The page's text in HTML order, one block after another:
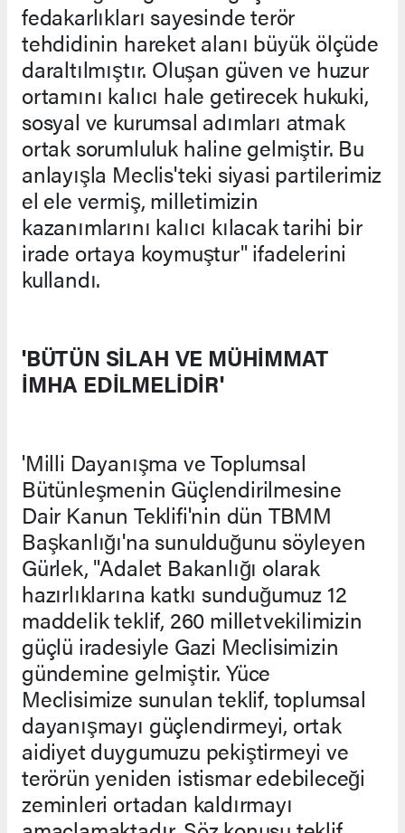
fedakarlıkları sayesinde terör
tehdidinin hareket alanı büyük ölçüde
daraltılmıştır. Oluşan güven ve huzur
ortamını kalıcı hale getirecek hukuki,
sosyal ve kurumsal adımları atmak
ortak sorumluluk haline gelmiştir. Bu
anlayışla Meclis'teki siyasi partilerimiz
el ele vermiş, milletimizin
kazanımlarını kalıcı kılacak tarihi bir
irade ortaya koymuştur" ifadelerini
kullandı.
'BÜTÜN SİLAH VE MÜHİMMAT
İMHA EDİLMELİDİR'
'Milli Dayanışma ve Toplumsal
Bütünleşmenin Güçlendirilmesine
Dair Kanun Teklifi'nin dün TBMM
Başkanlığı'na sunulduğunu söyleyen
Gürlek, "Adalet Bakanlığı olarak
hazırlıklarına katkı sunduğumuz 12
maddelik teklif, 260 milletvekilimizin
güçlü iradesiyle Gazi Meclisimizin
gündemine gelmiştir. Yüce
Meclisimize sunulan teklif, toplumsal
dayanışmayı güçlendirmeyi, ortak
aidiyet duygumuzu pekiştirmeyi ve
terörün yeniden istismar edebileceği
zeminleri ortadan kaldırmayı